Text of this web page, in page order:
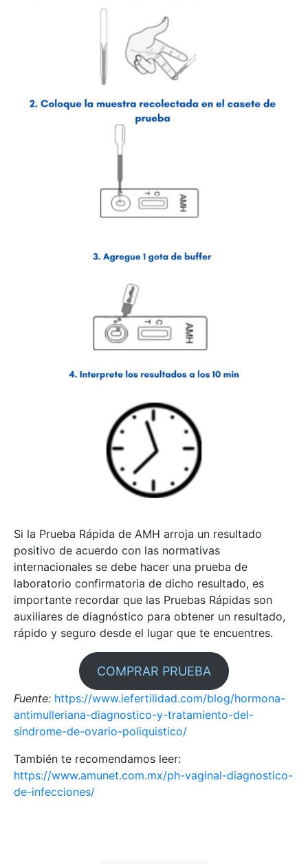
Si la Prueba Rápida de AMH arroja un resultado
positivo de acuerdo con las normativas
internacionales se debe hacer una prueba de
laboratorio confirmatoria de dicho resultado, es
importante recordar que las Pruebas Rápidas son
auxiliares de diagnóstico para obtener un resultado,
rápido y seguro desde el lugar que te encuentres.
COMPRAR PRUEBA
Fuente: https://www.iefertilidad.com/blog/hormona-
antimulleriana-diagnostico-y-tratamiento-del-
sindrome-de-ovario-poliquistico/
También te recomendamos leer:
https://www.amunet.com.mx/ph-vaginal-diagnostico-
de-infecciones/